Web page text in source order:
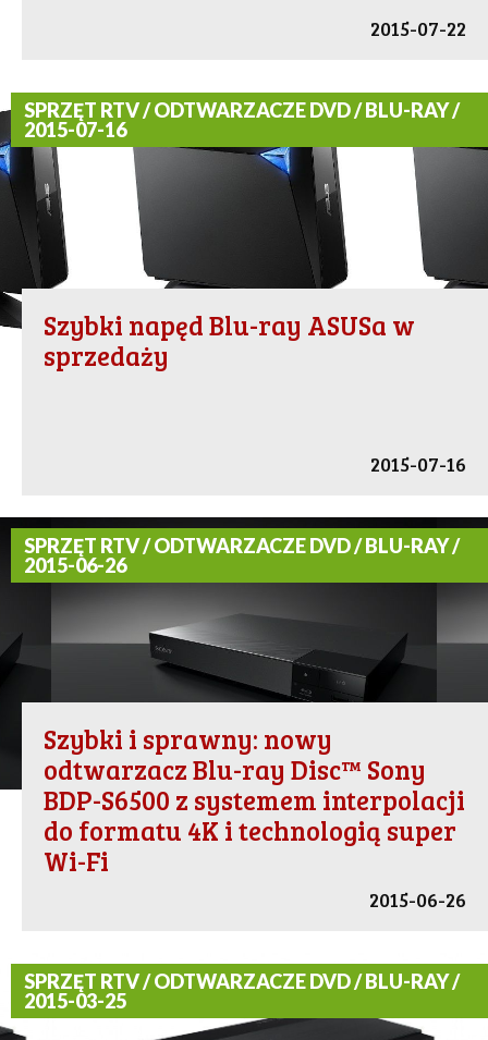
2015-07-22
SPRZĘT RTV / ODTWARZACZE DVD / BLU-RAY /
2015-07-16
Szybki napęd Blu-ray ASUSa w
sprzedaży
2015-07-16
SPRZĘT RTV / ODTWARZACZE DVD / BLU-RAY /
2015-06-26
Szybki i sprawny: nowy
odtwarzacz Blu-ray Disc™ Sony
BDP-S6500 z systemem interpolacji
do formatu 4K i technologią super
Wi-Fi
2015-06-26
SPRZĘT RTV / ODTWARZACZE DVD / BLU-RAY /
2015-03-25